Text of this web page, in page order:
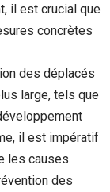
il est crucial que
concrètes
des déplacés
large, tels que
il est impératif
les causes
des